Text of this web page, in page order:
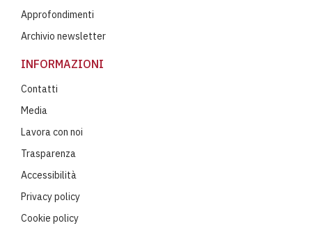
Approfondimenti
Archivio newsletter
INFORMAZIONI
Contatti
Media
Lavora con noi
Trasparenza
Accessibilità
Privacy policy
Cookie policy